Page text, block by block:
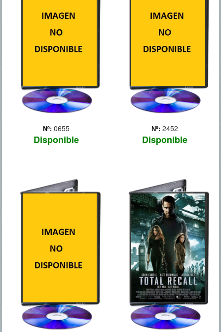
Nº: 0655
Disponible
Nº: 2452
Disponible
acontecimientos acaecidos
Vengadores, Steve Rogers,
alias el Capitán América,
Abril de 1945, la guerra
está a punto de acabar. Al
sargento Wardaddy (Brad
Pitt), una brigada de cinco
soldados americanos a
bordo de un tanque -el
DESAFIO
TOTAL 2012